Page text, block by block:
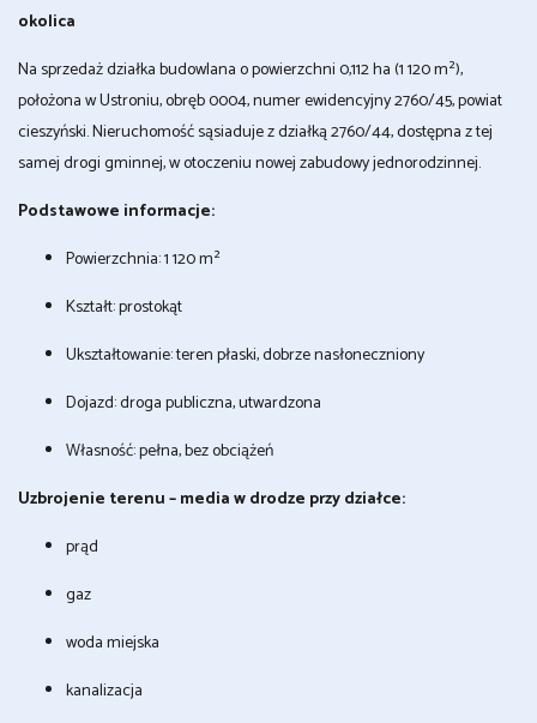
okolica
Na sprzedaż działka budowlana o powierzchni 0,112 ha (1 120 m²),
położona w Ustroniu, obręb 0004, numer ewidencyjny 2760/45, powiat
cieszyński. Nieruchomość sąsiaduje z działką 2760/44, dostępna z tej
samej drogi gminnej, w otoczeniu nowej zabudowy jednorodzinnej.
Podstawowe informacje:
Powierzchnia: 1 120 m²
Kształt: prostokąt
Ukształtowanie: teren płaski, dobrze nasłoneczniony
Dojazd: droga publiczna, utwardzona
Własność: pełna, bez obciążeń
Uzbrojenie terenu – media w drodze przy działce:
prąd
gaz
woda miejska
kanalizacja